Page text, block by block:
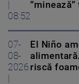
08:52
”minează”
07-
08-
2026
El Niño
riscă